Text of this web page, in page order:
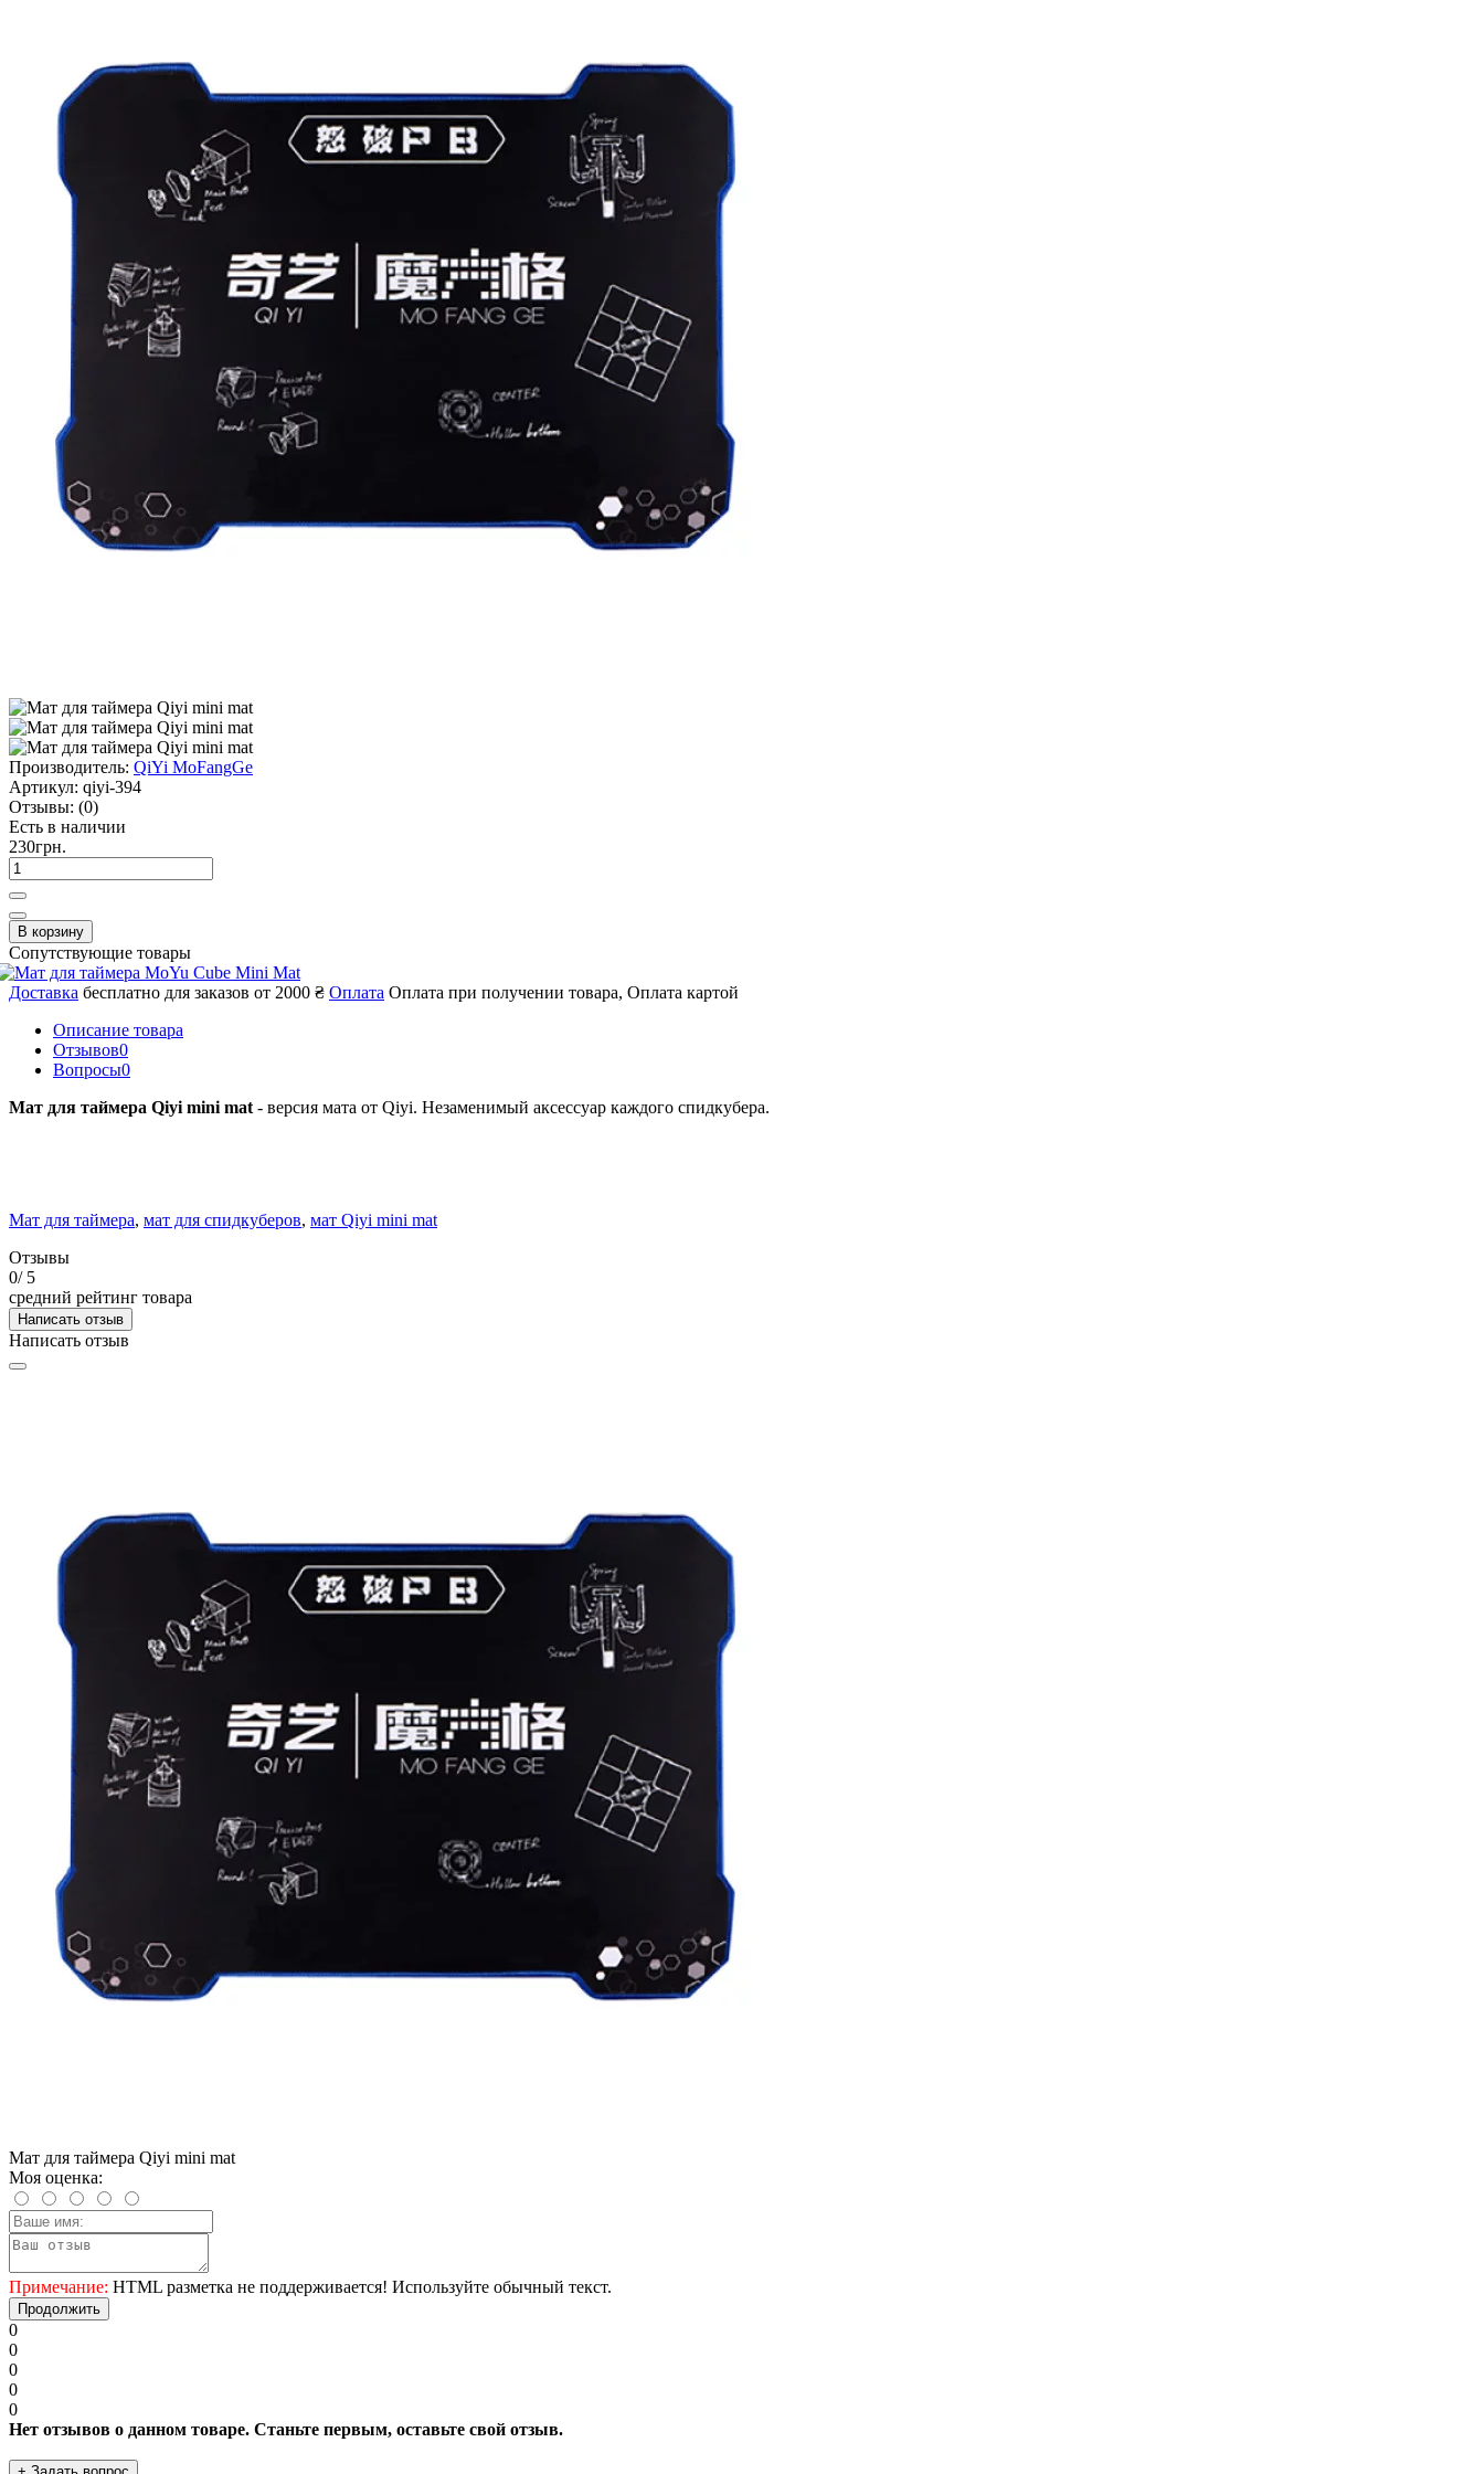
Производитель: QiYi MoFangGe
Артикул: qiyi-394
Отзывы: (0)
Есть в наличии
230грн.
В корзину
Сопутствующие товары
Доставка бесплатно для заказов от 2000 ₴ Оплата Оплата при получении товара, Оплата картой
Описание товара
Отзывов0
Вопросы0
Мат для таймера Qiyi mini mat - версия мата от Qiyi. Незаменимый аксессуар каждого спидкубера.
Мат для таймера, мат для спидкуберов, мат Qiyi mini mat
Отзывы
0/ 5
средний рейтинг товара
Написать отзыв
Написать отзыв
Мат для таймера Qiyi mini mat
Моя оценка:
Примечание: HTML разметка не поддерживается! Используйте обычный текст.
Продолжить
0
0
0
0
0
Нет отзывов о данном товаре. Станьте первым, оставьте свой отзыв.